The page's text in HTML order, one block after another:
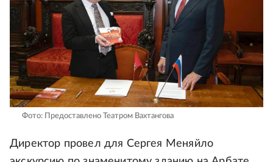
Фото: Предоставлено Театром Вахтангова
Директор провел для Сергея Меняйло